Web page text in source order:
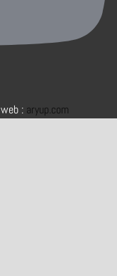
: aryup.com